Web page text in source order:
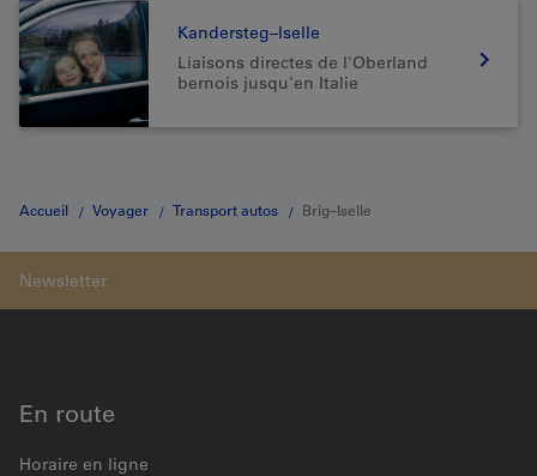
Kandersteg–Iselle
Liaisons directes de l'Oberland
bernois jusqu'en Italie
Accueil Voyager Transport autos Brig–Iselle
En route
Horaire en ligne